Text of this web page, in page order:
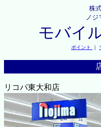
株
ノジ
モバイ
ポイント ｜
リコパ東大和店